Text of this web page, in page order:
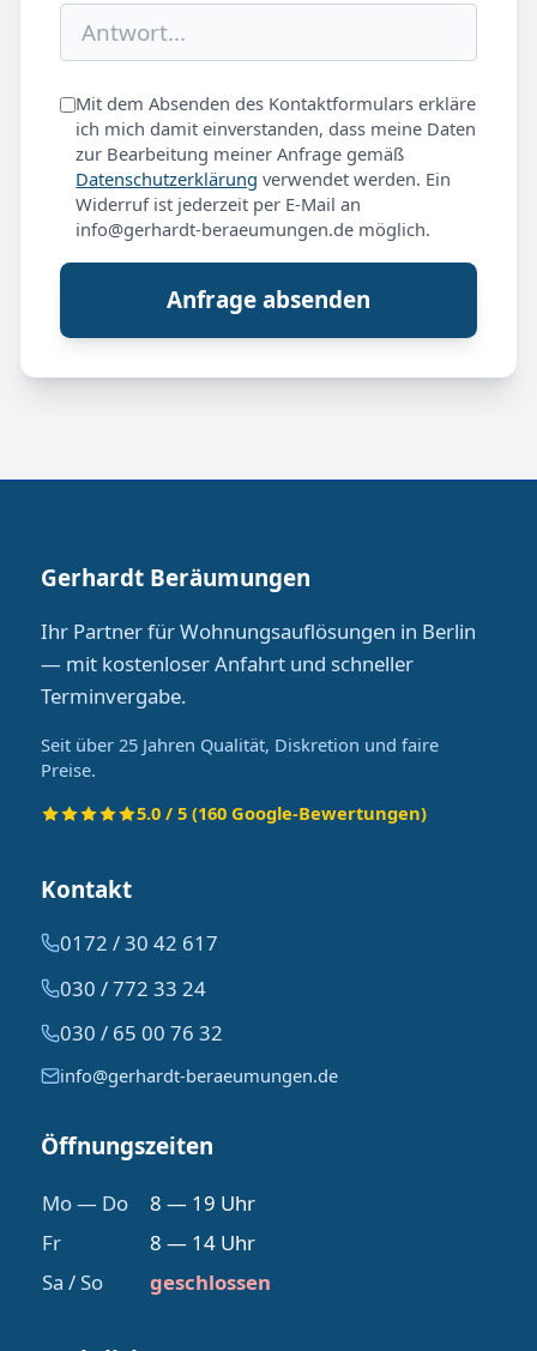
Mit dem Absenden des Kontaktformulars erkläre
ich mich damit einverstanden, dass meine Daten
zur Bearbeitung meiner Anfrage gemäß
Datenschutzerklärung verwendet werden. Ein
Widerruf ist jederzeit per E-Mail an
info@gerhardt-beraeumungen.de möglich.
Anfrage absenden
Gerhardt Beräumungen
Ihr Partner für Wohnungsauflösungen in Berlin
— mit kostenloser Anfahrt und schneller
Terminvergabe.
Seit über 25 Jahren Qualität, Diskretion und faire
Preise.
5.0 / 5 (160 Google-Bewertungen)
Kontakt
0172 / 30 42 617
030 / 772 33 24
030 / 65 00 76 32
info@gerhardt-beraeumungen.de
Öffnungszeiten
Mo — Do
8 — 19 Uhr
Fr
8 — 14 Uhr
Sa / So
geschlossen